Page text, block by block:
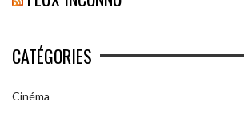
CATÉGORIES
Cinéma